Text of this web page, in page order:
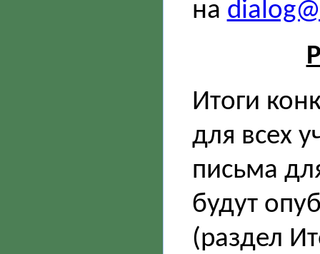
на
Итоги
для всех
письма
будут
(раздел